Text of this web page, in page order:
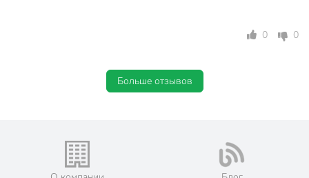
сын
23 февраля
0 0
Больше отзывов